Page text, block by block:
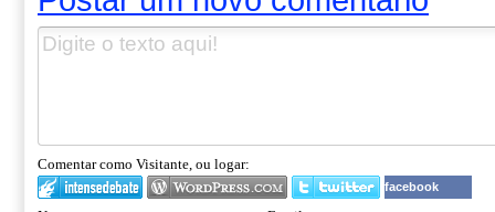
Comentar como Visitante, ou logar:
facebook